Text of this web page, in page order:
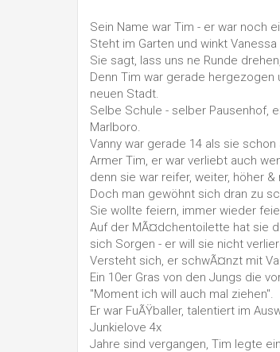
Sein Name war Tim - er war noch
Steht im Garten und winkt
Sie sagt, lass uns ne Runde
Denn Tim war gerade
neuen Stadt.
Selbe Schule - selber Pausenhof,
Marlboro.
Vanny war gerade 14 als sie
Armer Tim, er war verliebt auch
denn sie war reifer, weiter, höher &
Doch man gewöhnt sich dran zu
Sie wollte feiern, immer wieder
Auf der MÃ¤dchentoilette hat sie
sich Sorgen - er will sie nicht
Versteht sich, er schwÃ¤nzt mit
Ein 10er Gras von den Jungs die
"Moment ich will auch mal ziehen".
Er war FuÃŸballer, talentiert im
Junkielove 4x
Jahre sind vergangen, Tim legte